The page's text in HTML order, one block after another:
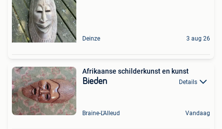
Deinze 3 aug 26
Afrikaanse schilderkunst en kunst
Bieden Details
Braine-L'Alleud Vandaag